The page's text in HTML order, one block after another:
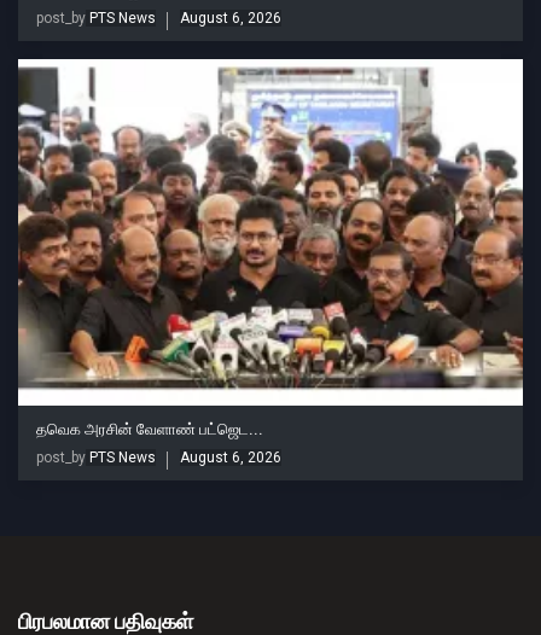
post_by PTS News August 6, 2026
தவெக அரசின் வேளாண் பட்ஜெட...
post_by PTS News August 6, 2026
பிரபலமான பதிவுகள்